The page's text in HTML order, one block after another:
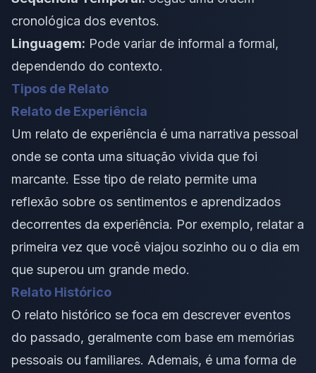
cronológica dos eventos.
Linguagem: Pode variar de informal a formal,
dependendo do contexto.
Tipos de Relato
Relato de Experiência
Um relato de experiência é uma narrativa pessoal
onde se conta uma situação vivida que foi
marcante. Esse tipo de relato permite uma
reflexão sobre os sentimentos e aprendizados
decorrentes da experiência. Por exemplo, relatar a
primeira vez que você viajou sozinho ou o dia em
que superou um grande medo.
Relato Histórico
O relato histórico se foca em descrever eventos
do passado, geralmente com base em memórias
pessoais ou familiares. Ademais, é uma forma de